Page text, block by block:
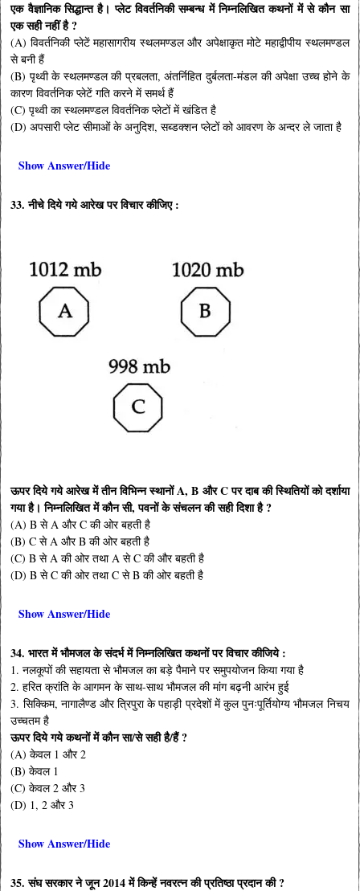
एक वैज्ञानिक सिद्धान्त है। प्लेट विवर्तनिकी सम्बन्ध में निम्नलिखित कथनों में से कौन सा
एक सही नहीं है ?
(A) विवर्तनिकी प्लेटें महासागरीय स्थलमण्डल और अपेक्षाकृत मोटे महाद्वीपीय स्थलमण्डल
से बनी हैं
(B) पृथ्वी के स्थलमण्डल की प्रबलता, अंतर्निहित दुर्बलता-मंडल की अपेक्षा उच्च होने के
कारण विवर्तनिक प्लेटें गति करने में समर्थ हैं
(C) पृथ्वी का स्थलमण्डल विवर्तनिक प्लेटों में खंडित है
(D) अपसारी प्लेट सीमाओं के अनुदिश, सब्डक्शन प्लेटों को आवरण के अन्दर ले जाता है
Show Answer/Hide
33. नीचे दिये गये आरेख पर विचार कीजिए :
ऊपर दिये गये आरेख में तीन विभिन्न स्थानों A, B और C पर दाब की स्थितियों को दर्शाया
गया है। निम्नलिखित में कौन सी, पवनों के संचलन की सही दिशा है ?
(A) B से A और C की ओर बहती है
(B) C से A और B की ओर बहती है
(C) B से A की ओर तथा A से C की और बहती है
(D) B से C की ओर तथा C से B की ओर बहती है
Show Answer/Hide
34. भारत में भौमजल के संदर्भ में निम्नलिखित कथनों पर विचार कीजिये :
1. नलकूपों की सहायता से भौमजल का बड़े पैमाने पर समुपयोजन किया गया है
2. हरित क्रांति के आगमन के साथ-साथ भौमजल की मांग बढ़नी आरंभ हुई
3. सिक्किम, नागालैण्ड और त्रिपुरा के पहाड़ी प्रदेशों में कुल पुनःपूर्तियोग्य भौमजल निचय
उच्चतम है
ऊपर दिये गये कथनों में कौन सा/से सही है/हैं ?
(A) केवल 1 और 2
(B) केवल 1
(C) केवल 2 और 3
(D) 1, 2 और 3
Show Answer/Hide
35. संघ सरकार ने जून 2014 में किन्हें नवरत्न की प्रतिष्ठा प्रदान की ?